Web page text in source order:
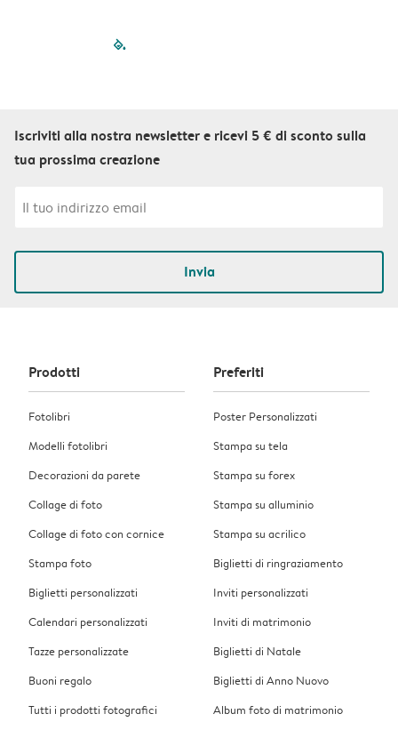
filled-pagination
Iscriviti alla nostra newsletter e ricevi 5 € di sconto sulla
tua prossima creazione
Invia
Prodotti
Fotolibri
Modelli fotolibri
Decorazioni da parete
Collage di foto
Collage di foto con cornice
Stampa foto
Biglietti personalizzati
Calendari personalizzati
Tazze personalizzate
Buoni regalo
Tutti i prodotti fotografici
Preferiti
Poster Personalizzati
Stampa su tela
Stampa su forex
Stampa su alluminio
Stampa su acrilico
Biglietti di ringraziamento
Inviti personalizzati
Inviti di matrimonio
Biglietti di Natale
Biglietti di Anno Nuovo
Album foto di matrimonio